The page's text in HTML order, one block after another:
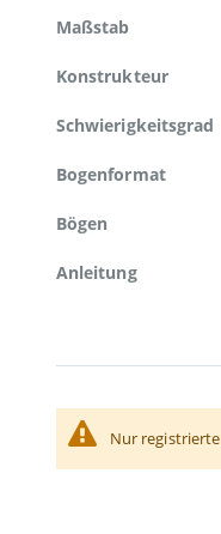
Maßstab
Konstrukteur
Schwierigkeitsgrad
Bogenformat
Bögen
Anleitung
Nur